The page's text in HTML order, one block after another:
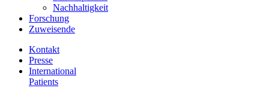
Nachhaltigkeit
Forschung
Zuweisende
Kontakt
Presse
International
Patients